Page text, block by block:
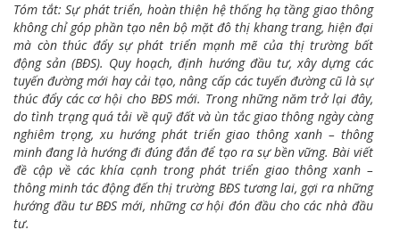
Tóm tắt: Sự phát triển, hoàn thiện hệ thống hạ tầng giao thông
không chỉ góp phần tạo nên bộ mặt đô thị khang trang, hiện đại
mà còn thúc đẩy sự phát triển mạnh mẽ của thị trường bất
động sản (BĐS). Quy hoạch, định hướng đầu tư, xây dựng các
tuyến đường mới hay cải tạo, nâng cấp các tuyến đường cũ là sự
thúc đẩy các cơ hội cho BĐS mới. Trong những năm trở lại đây,
do tình trạng quá tải về quỹ đất và ùn tắc giao thông ngày càng
nghiêm trọng, xu hướng phát triển giao thông xanh – thông
minh đang là hướng đi đúng đắn để tạo ra sự bền vững. Bài viết
đề cập về các khía cạnh trong phát triển giao thông xanh –
thông minh tác động đến thị trường BĐS tương lai, gợi ra những
hướng đầu tư BĐS mới, những cơ hội đón đầu cho các nhà đầu
tư.